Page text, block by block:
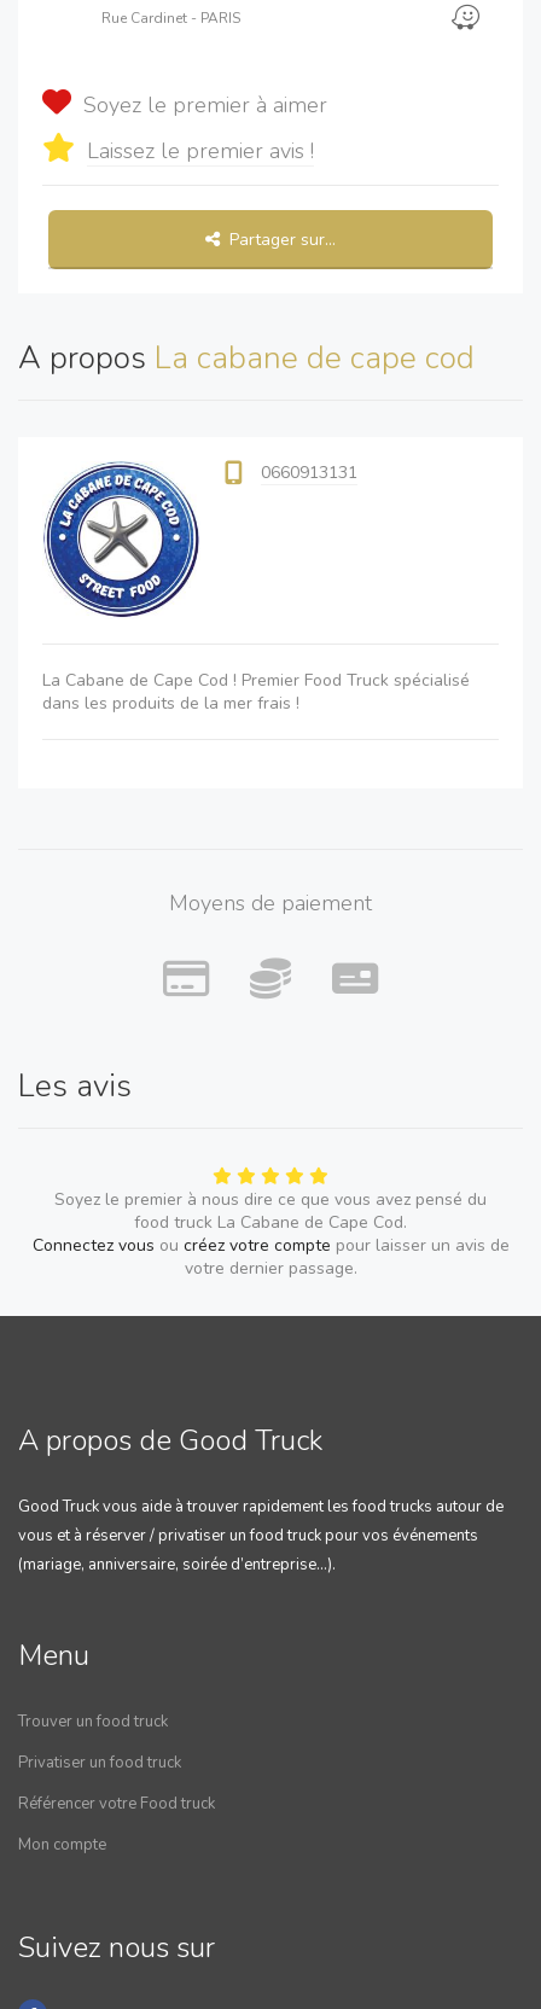
Rue Cardinet - PARIS
Soyez le premier à aimer
Laissez le premier avis !
Partager sur...
A propos La cabane de cape cod
0660913131
La Cabane de Cape Cod ! Premier Food Truck spécialisé
dans les produits de la mer frais !
Moyens de paiement
Les avis
Soyez le premier à nous dire ce que vous avez pensé du
food truck La Cabane de Cape Cod.
Connectez vous ou créez votre compte pour laisser un avis de
votre dernier passage.
A propos de Good Truck
Good Truck vous aide à trouver rapidement les food trucks autour de
vous et à réserver / privatiser un food truck pour vos événements
(mariage, anniversaire, soirée d’entreprise…).
Menu
Trouver un food truck
Privatiser un food truck
Référencer votre Food truck
Mon compte
Suivez nous sur